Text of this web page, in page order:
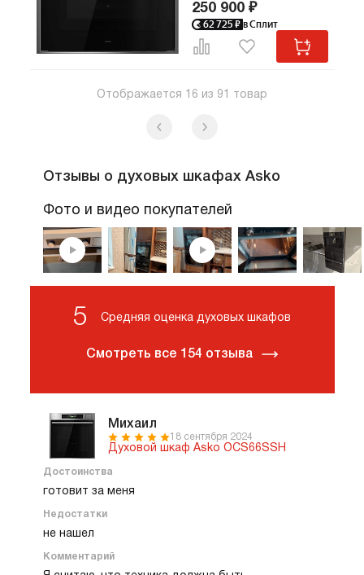
250 900 ₽
62 725 ₽ в Сплит
Отображается 16 из 91 товар
Отзывы о духовых шкафах Asko
Фото и видео покупателей
Михаил
18 сентября 2024
Духовой шкаф Asko OCS66SSH
Достоинства
готовит за меня
Недостатки
не нашел
Комментарий
5 Средняя оценка духовых шкафов
Смотреть все 154 отзыва